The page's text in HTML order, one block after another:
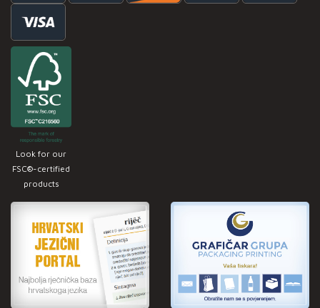
Look for our
FSC®-certified
products